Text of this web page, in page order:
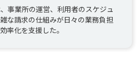
事業所の運営、利用者のスケジュ
な請求の仕組みが日々の業務負担
率化を支援した。